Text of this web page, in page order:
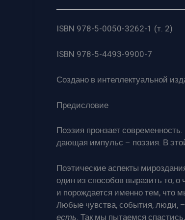
ISBN 978-5-0050-3262-1 (т. 2)
ISBN 978-5-4493-9900-7
Создано в интеллектуальной
Предисловие
Поэзия пронзает
дающая импульс – поэзия. В
Поэтические аспекты
один из способов выразить то,
и порождается именно тем, что
Любые чувства, события, люди, –
есть. Так мы пытаемся